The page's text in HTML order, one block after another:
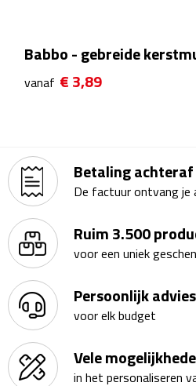
Kopjes & Mokken
Schoteltjes
Thermossets
Kantoor & Zakelijk
Agenda's & Kalenders
Agenda's
Kalenders
Babbo - gebreide
vanaf € 3,89
Betaling achteraf
De factuur ontvang je
Ruim 3.500
voor een uniek
Persoonlijk
voor elk budget
Vele
in het personaliseren